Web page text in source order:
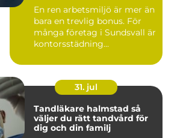
En ren arbetsmiljö är mer än
bara en trevlig bonus. För
många företag i Sundsvall är
kontorsstädning...
31. jul
Tandläkare halmstad så
väljer du rätt tandvård för
dig och din familj